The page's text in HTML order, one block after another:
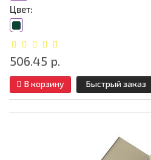
Цвет:
506.45 р.
В корзину Быстрый заказ